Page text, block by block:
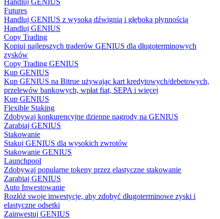
Przewodnik
Przewodnik dla początkujących dotyczący kontraktów futures
Strategie handlowe
Dowiedz się, jak zachować rentowność
Handluj GENIUS
Futures
Handluj GENIUS z wysoką dźwignią i głęboką płynnością
Handluj GENIUS
Copy Trading
Kopiuj najlepszych traderów GENIUS dla długoterminowych
zysków
Copy Trading GENIUS
Kup GENIUS
Kup GENIUS na Bitrue używając kart kredytowych/debetowych,
przelewów bankowych, wpłat fiat, SEPA i więcej
Kup GENIUS
Flexible Staking
Zdobywaj konkurencyjne dzienne nagrody na GENIUS
Zarabiaj GENIUS
Stakowanie
Stakuj GENIUS dla wysokich zwrotów
Stakowanie GENIUS
Launchpool
Zdobywaj popularne tokeny przez elastyczne stakowanie
Zarabiaj GENIUS
Auto Inwestowanie
Rozłóż swoje inwestycje, aby zdobyć długoterminowe zyski i
elastyczne odsetki
Zainwestuj GENIUS